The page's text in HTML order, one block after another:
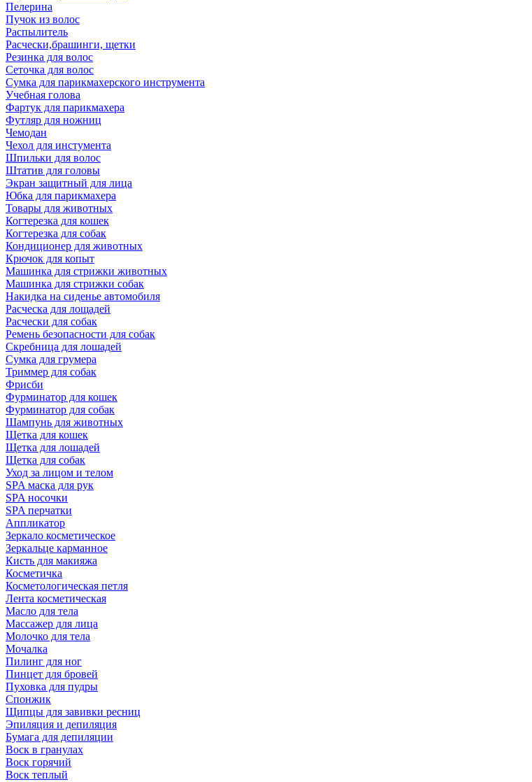
Пелерина
Пучок из волос
Распылитель
Расчески,брашинги, щетки
Резинка для волос
Сеточка для волос
Сумка для парикмахерского инструмента
Учебная голова
Фартук для парикмахера
Футляр для ножниц
Чемодан
Чехол для инстумента
Шпильки для волос
Штатив для головы
Экран защитный для лица
Юбка для парикмахера
Товары для животных
Когтерезка для кошек
Когтерезка для собак
Кондиционер для животных
Крючок для копыт
Машинка для стрижки животных
Машинка для стрижки собак
Накидка на сиденье автомобиля
Расческа для лощадей
Расчески для собак
Ремень безопасности для собак
Скребница для лошадей
Сумка для грумера
Триммер для собак
Фрисби
Фурминатор для кошек
Фурминатор для собак
Шампунь для животных
Щетка для кошек
Щетка для лошадей
Щетка для собак
Уход за лицом и телом
SPA маска для рук
SPA носочки
SPA перчатки
Аппликатор
Зеркало косметическое
Зеркальце карманное
Кисть для макияжа
Косметичка
Косметологическая петля
Лента косметическая
Масло для тела
Массажер для лица
Молочко для тела
Мочалка
Пилинг для ног
Пинцет для бровей
Пуховка для пудры
Спонжик
Щипцы для завивки ресниц
Эпиляция и депиляция
Бумага для депиляции
Воск в гранулах
Воск горячий
Воск теплый